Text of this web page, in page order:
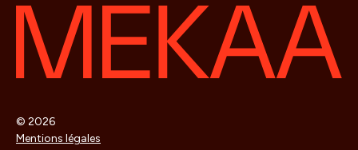
Mentions légales
© 2026